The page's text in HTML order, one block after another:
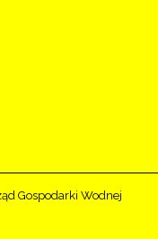
Gospodarki Wodnej